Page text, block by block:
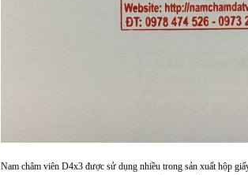
Nam châm viên D4x3 được sử dụng nhiều trong sản xuất hộp